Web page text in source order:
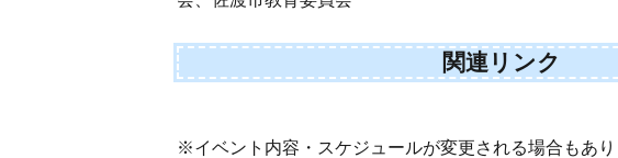
関連リンク
※イベント内容・スケジュールが変更される場合もあ